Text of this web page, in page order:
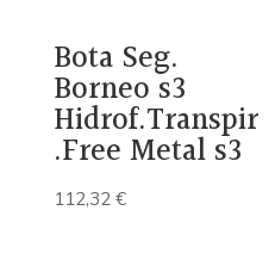
Bota Seg.
Borneo s3
Hidrof.Transpir
.Free Metal s3
112,32€